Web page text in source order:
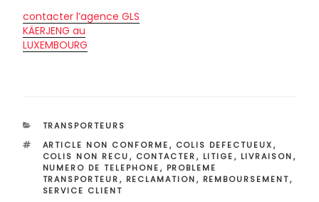
contacter l’agence GLS
KÄERJENG au
LUXEMBOURG
CATÉGORIES
TRANSPORTEURS
ÉTIQUETTES
ARTICLE NON CONFORME, COLIS DEFECTUEUX,
COLIS NON RECU, CONTACTER, LITIGE, LIVRAISON,
NUMERO DE TELEPHONE, PROBLEME
TRANSPORTEUR, RECLAMATION, REMBOURSEMENT,
SERVICE CLIENT